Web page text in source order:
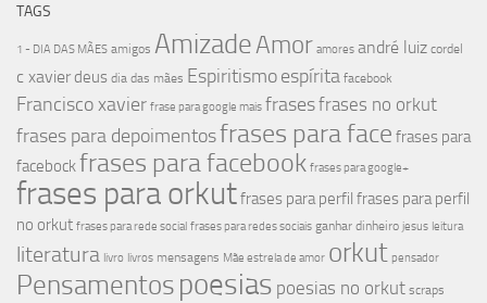
TAGS
1 - DIA DAS MÃES amigos AmizadeAmor amores andré luiz cordel
c xavier deus dia das mães Espiritismoespírita facebook
Francisco xavier frase para google mais frasesfrases no orkut
frases para depoimentosfrases para face frases para
facebockfrases para facebook frases para google+
frases para orkutfrases para perfil frases para perfil
no orkut frases para rede social frases para redes sociais ganhar dinheiro jesus leitura
literatura livro livros mensagens Mãe estrela de amor orkut pensador
Pensamentospoesias poesias no orkut scraps